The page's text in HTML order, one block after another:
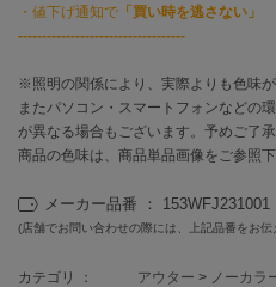
COLE HAAN
コール ハーン
CONVERSE
コンバース
ダンスキン
・値下げ通知で 「買い時を逃さない」
-----------------------------------
※照明の関係により、実際よりも色味
またパソコン・スマートフォンなどの
が異なる場合もございます。予めご了承
商品の色味は、商品単品画像をご参照下
メーカー品番 ： 153WFJ231001
(店舗でお問い合わせの際には、上記品番をお伝
カテゴリ ： アウター > ノーカラ